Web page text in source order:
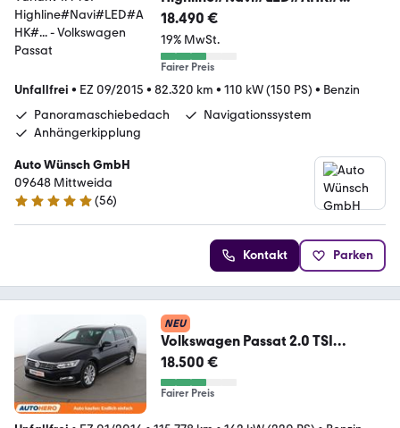
18.490 €
19% MwSt.
Fairer Preis
Unfallfrei • EZ 09/2015 • 82.320 km • 110 kW (150 PS) • Benzin
Panoramaschiebedach
Navigationssystem
Anhängerkipplung
Auto Wünsch GmbH
09648 Mittweida
4.9 Sterne
(56)
Kontakt Parken
NEU
Volkswagen Passat 2.0 TSI
Highline BlueMotion Tech
Aut.*LED
18.500 €
Fairer Preis